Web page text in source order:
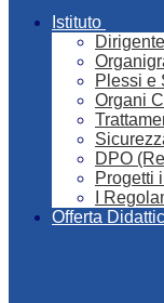
Istituto
Plessi e
Organi
DPO
Progetti
I
Offerta